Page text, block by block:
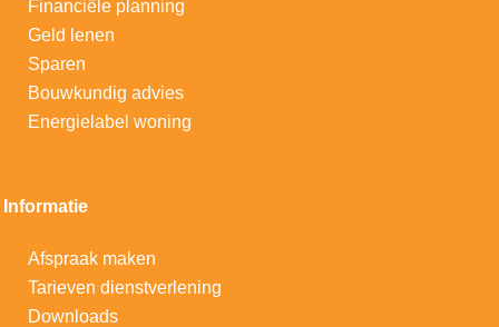
Financiële planning
Geld lenen
Sparen
Bouwkundig advies
Energielabel woning
Informatie
Afspraak maken
Tarieven dienstverlening
Downloads